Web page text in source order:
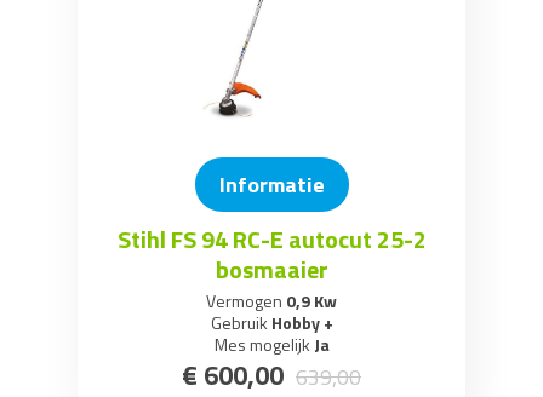
Informatie
Stihl FS 94 RC-E autocut 25-2
bosmaaier
Vermogen 0,9 Kw
Gebruik Hobby +
Mes mogelijk Ja
€ 600,00 639,00